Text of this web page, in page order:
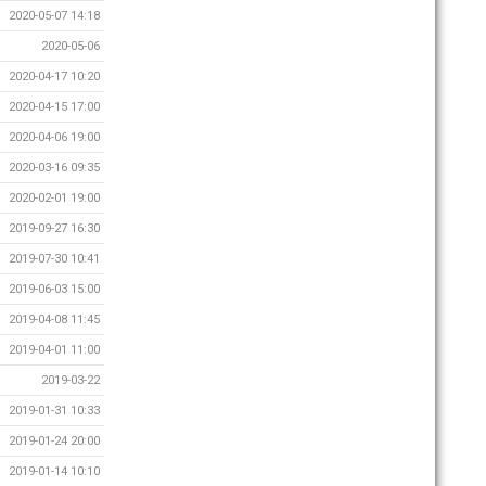
2020-05-07 14:18
2020-05-06
2020-04-17 10:20
2020-04-15 17:00
2020-04-06 19:00
2020-03-16 09:35
2020-02-01 19:00
2019-09-27 16:30
2019-07-30 10:41
2019-06-03 15:00
2019-04-08 11:45
2019-04-01 11:00
2019-03-22
2019-01-31 10:33
2019-01-24 20:00
2019-01-14 10:10